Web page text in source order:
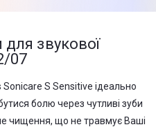
звукової
07
Sonicare S Sensitive ідеально
болю через чутливі зуби
чищення, що не травмує Ваші